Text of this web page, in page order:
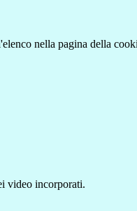
nella pagina della
video incorporati.